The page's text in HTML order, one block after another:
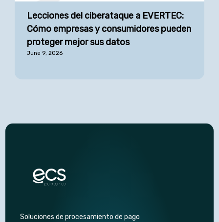
Lecciones del ciberataque a EVERTEC:
Cómo empresas y consumidores pueden
proteger mejor sus datos
June 9, 2026
Soluciones de procesamiento de pago